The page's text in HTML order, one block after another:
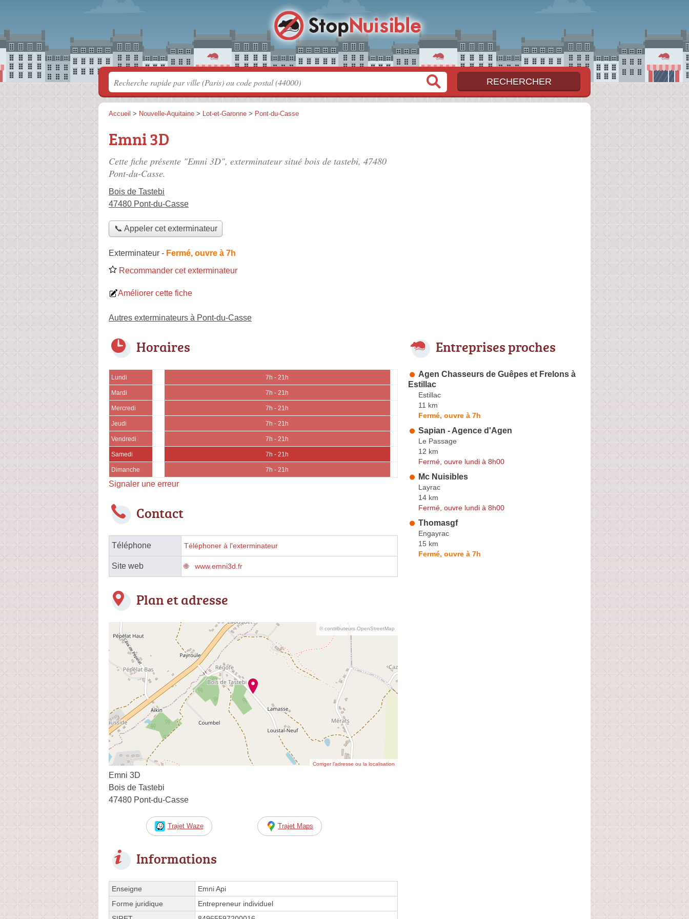
Accueil > Nouvelle-Aquitaine > Lot-et-Garonne > Pont-du-Casse
Emni 3D
Cette fiche présente "Emni 3D", exterminateur situé bois de tastebi, 47480
Pont-du-Casse.
Bois de Tastebi
47480 Pont-du-Casse
📞 Appeler cet exterminateur
Exterminateur - Fermé, ouvre à 7h
Recommander cet exterminateur
Améliorer cette fiche
Autres exterminateurs à Pont-du-Casse
Horaires
Lundi 7h - 21h
Mardi 7h - 21h
Mercredi 7h - 21h
Jeudi 7h - 21h
Vendredi 7h - 21h
Samedi 7h - 21h
Dimanche 7h - 21h
Signaler une erreur
Contact
Téléphone Téléphoner à l'exterminateur
Site web www.emni3d.fr
Plan et adresse
© contributeurs OpenStreetMap
Corriger l’adresse ou la localisation
Emni 3D
Bois de Tastebi
47480 Pont-du-Casse
Trajet Waze Trajet Maps
Informations
Enseigne
Emni Api
Forme juridique
Entrepreneur individuel
Entreprises proches
Agen Chasseurs de Guêpes et Frelons à
Estillac
Estillac
11 km
Fermé, ouvre à 7h
Sapian - Agence d'Agen
Le Passage
12 km
Fermé, ouvre lundi à 8h00
Mc Nuisibles
Layrac
14 km
Fermé, ouvre lundi à 8h00
Thomasgf
Engayrac
15 km
Fermé, ouvre à 7h